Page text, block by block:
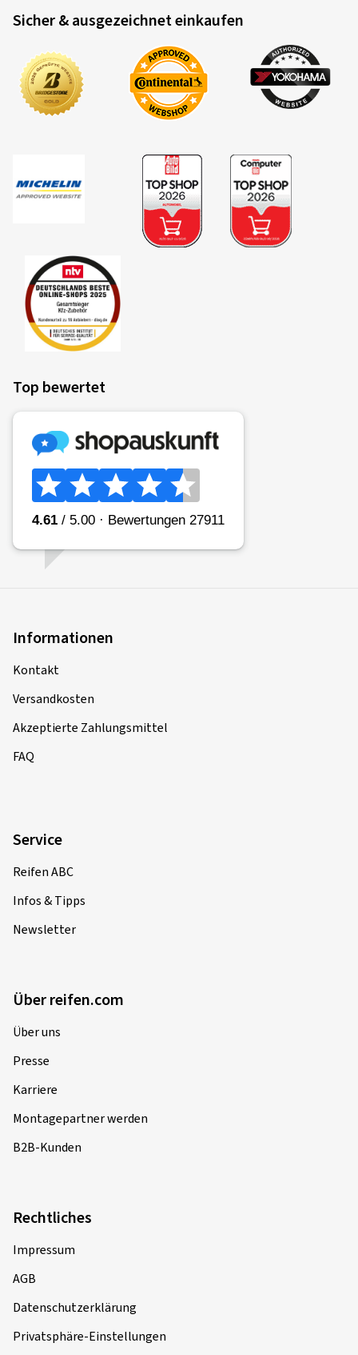
Sicher & ausgezeichnet einkaufen
Top bewertet
Informationen
Kontakt
Versandkosten
Akzeptierte Zahlungsmittel
FAQ
Service
Reifen ABC
Infos & Tipps
Newsletter
Über reifen.com
Über uns
Presse
Karriere
Montagepartner werden
B2B-Kunden
Rechtliches
Impressum
AGB
Datenschutzerklärung
Privatsphäre-Einstellungen